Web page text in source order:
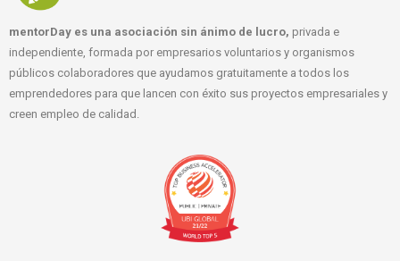
mentorDay es una asociación sin ánimo de lucro, privada e
independiente, formada por empresarios voluntarios y organismos
públicos colaboradores que ayudamos gratuitamente a todos los
emprendedores para que lancen con éxito sus proyectos empresariales y
creen empleo de calidad.